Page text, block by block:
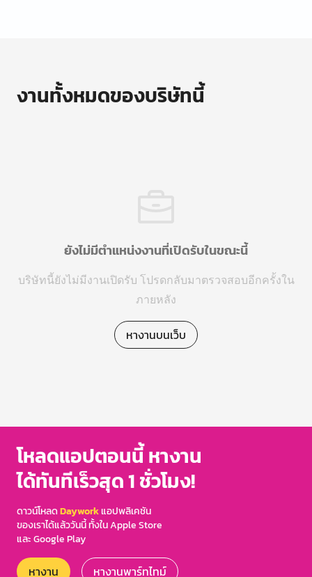
งานทั้งหมดของบริษัทนี้
ยังไม่มีตำแหน่งงานที่เปิดรับในขณะนี้
บริษัทนี้ยังไม่มีงานเปิดรับ โปรดกลับมาตรวจสอบอีกครั้งใน
ภายหลัง
หางานบนเว็บ
โหลดแอปตอนนี้ หางาน
ได้ทันทีเร็วสุด 1 ชั่วโมง!
ดาวน์โหลดDayworkแอปพลิเคชัน
ของเราได้แล้ววันนี้ ทั้งใน Apple Store
และ Google Play
หางาน หางานพาร์ทไทม์